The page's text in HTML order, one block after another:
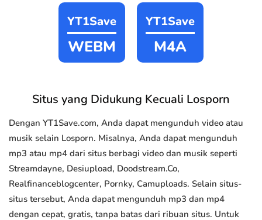
YT1Save
WEBM
YT1Save
M4A
Situs yang Didukung Kecuali Losporn
Dengan YT1Save.com, Anda dapat mengunduh video atau
musik selain Losporn. Misalnya, Anda dapat mengunduh
mp3 atau mp4 dari situs berbagi video dan musik seperti
Streamdayne, Desiupload, Doodstream.Co,
Realfinanceblogcenter, Pornky, Camuploads. Selain situs-
situs tersebut, Anda dapat mengunduh mp3 dan mp4
dengan cepat, gratis, tanpa batas dari ribuan situs. Untuk